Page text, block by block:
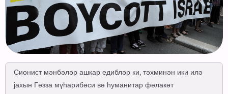
Сионист мәнбәләр ашкар едибләр ки, тәхминән ики илә
јахын Гәзза мүһарибәси вә һуманитар фәлакәт